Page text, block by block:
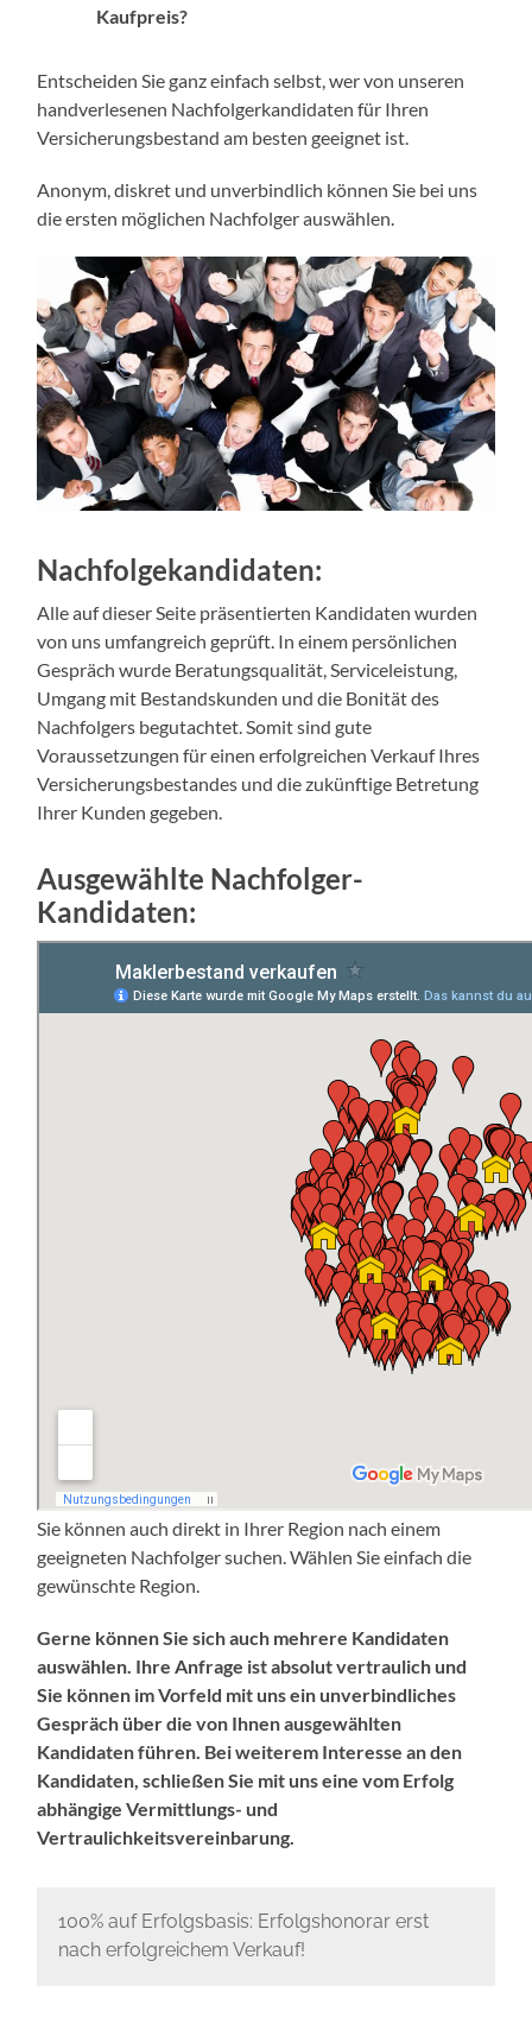
Kaufpreis?
Entscheiden Sie ganz einfach selbst, wer von unseren
handverlesenen Nachfolgerkandidaten für Ihren
Versicherungsbestand am besten geeignet ist.
Anonym, diskret und unverbindlich können Sie bei uns
die ersten möglichen Nachfolger auswählen.
Nachfolgekandidaten:
Alle auf dieser Seite präsentierten Kandidaten wurden
von uns umfangreich geprüft. In einem persönlichen
Gespräch wurde Beratungsqualität, Serviceleistung,
Umgang mit Bestandskunden und die Bonität des
Nachfolgers begutachtet. Somit sind gute
Voraussetzungen für einen erfolgreichen Verkauf Ihres
Versicherungsbestandes und die zukünftige Betretung
Ihrer Kunden gegeben.
Ausgewählte Nachfolger-
Kandidaten:
Sie können auch direkt in Ihrer Region nach einem
geeigneten Nachfolger suchen. Wählen Sie einfach die
gewünschte Region.
Gerne können Sie sich auch mehrere Kandidaten
auswählen. Ihre Anfrage ist absolut vertraulich und
Sie können im Vorfeld mit uns ein unverbindliches
Gespräch über die von Ihnen ausgewählten
Kandidaten führen. Bei weiterem Interesse an den
Kandidaten, schließen Sie mit uns eine vom Erfolg
abhängige Vermittlungs- und
Vertraulichkeitsvereinbarung.
100% auf Erfolgsbasis: Erfolgshonorar erst
nach erfolgreichem Verkauf!